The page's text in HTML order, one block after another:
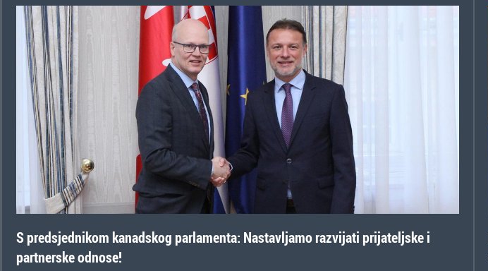
S predsjednikom kanadskog parlamenta: Nastavljamo razvijati prijateljske i
partnerske odnose!